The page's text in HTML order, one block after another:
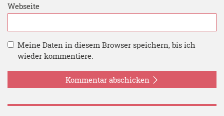
Webseite
Meine Daten in diesem Browser speichern, bis ich
wieder kommentiere.
Kommentar abschicken